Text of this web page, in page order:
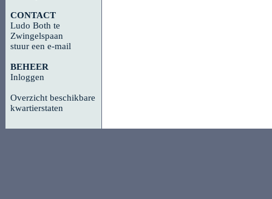
CONTACT
Ludo Both te
Zwingelspaan
stuur een e-mail
BEHEER
Inloggen
Overzicht beschikbare
kwartierstaten